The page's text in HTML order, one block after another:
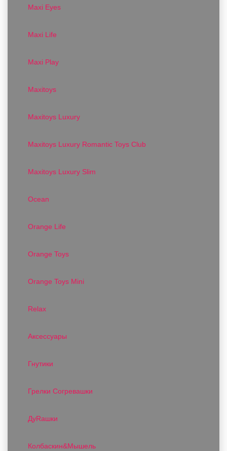
Maxi Eyes
Maxi Life
Maxi Play
Maxitoys
Maxitoys Luxury
Maxitoys Luxury Romantic Toys Club
Maxitoys Luxury Slim
Ocean
Orange Life
Orange Toys
Orange Toys Mini
Relax
Аксессуары
Гнутики
Грелки Согревашки
ДуRашки
Колбаскин&Мышель